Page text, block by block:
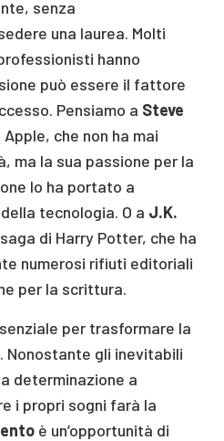
senza
una laurea. Molti
hanno
può essere il fattore
Pensiamo a Steve
che non ha mai
ma la sua passione per la
lo ha portato a
tecnologia. O a J.K.
di Harry Potter, che ha
numerosi rifiuti editoriali
per la scrittura.
per trasformare la
. Nonostante gli inevitabili
determinazione a
i propri sogni farà la
è un’opportunità di